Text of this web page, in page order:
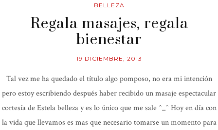
BELLEZA
Regala masajes, regala
bienestar
19 DICIEMBRE, 2013
Tal vez me ha quedado el título algo pomposo, no era mi intención
pero estoy escribiendo después haber recibido un masaje espectacular
cortesía de Estela belleza y es lo único que me sale ^_^ Hoy en día con
la vida que llevamos es mas que necesario tomarse un momento para